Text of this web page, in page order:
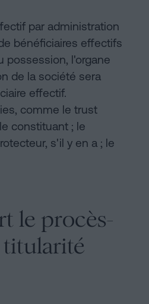
par administration
bénéficiaires effectifs
possession, l'organe
de la société sera
effectif.
comme le trust
constituant ; le
s'il y en a ; le
le procès-